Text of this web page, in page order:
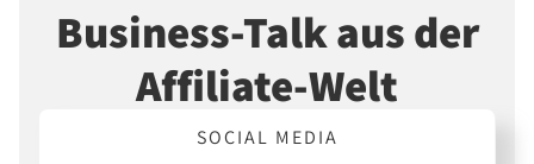
Business-Talk aus der
Affiliate-Welt
SOCIAL MEDIA